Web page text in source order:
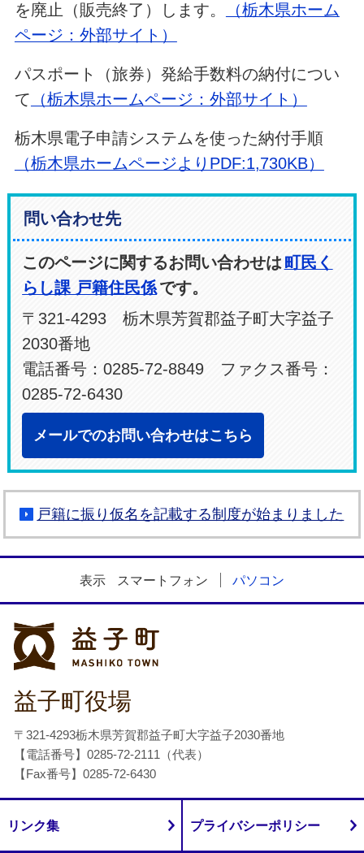
を廃止（販売終了）します。
（栃木県ホーム
ページ：外部サイト）
パスポート（旅券）発給手数料の納付につい
て （栃木県ホームページ：外部サイト）
栃木県電子申請システムを使った納付手順
（栃木県ホームページよりPDF:1,730KB）
問い合わせ先
このページに関するお問い合わせは 町民く
らし課 戸籍住民係です。
〒321-4293 栃木県芳賀郡益子町大字益子
2030番地
電話番号：0285-72-8849 ファクス番号：
0285-72-6430
メールでのお問い合わせはこちら
戸籍に振り仮名を記載する制度が始まりました
表示 スマートフォン パソコン
益子町役場
〒321-4293栃木県芳賀郡益子町大字益子2030番地
【電話番号】0285-72-2111（代表）
【Fax番号】0285-72-6430
リンク集 プライバシーポリシー